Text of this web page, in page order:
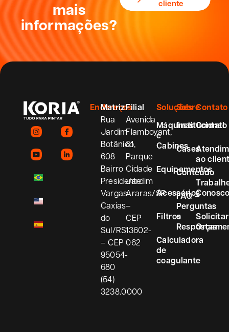
mais
informações?
cliente
Endereços
Matriz
Rua
Jardim
Botânico,
608
Bairro
Presidente
Vargas
Caxias
do
Sul/RS
– CEP
95054-
680
(54)
3238.0000
Filial
Avenida
Flamboyant,
81
Parque
Cidade
Jardim
Araras/SP
–
CEP
13602-
062
Soluções
Máquinas
e
Cabines
Equipamentos
Acessórios
Filtros
Calculadora
de
coagulante
Sobre
Institucional
Cases
Conteúdo
FAQ –
Perguntas
e
Respostas
Contato
Contato
ao
Solicitar